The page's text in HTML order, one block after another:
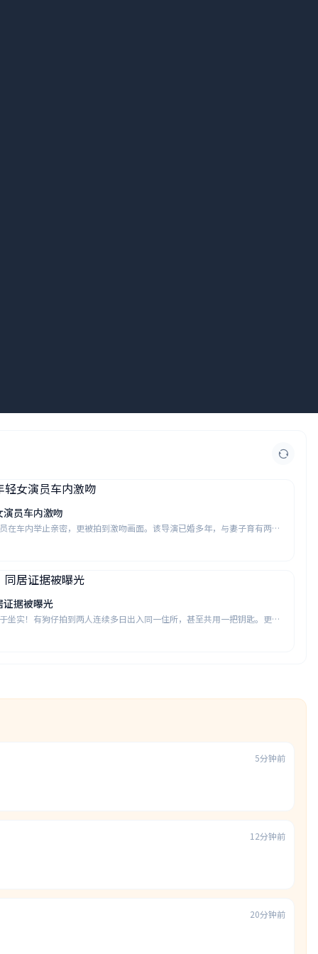
员车内激吻
在车内举止亲密，更被拍到激吻画面。该导演已婚多年，与妻子育有两个
讨，要求给原配一个公道。
证据被曝光
坐实！有狗仔拍到两人连续多日出入同一住所，甚至共用一把钥匙。更劲
的高层，引发职场恋情的热议。
5分钟前
12分钟前
20分钟前